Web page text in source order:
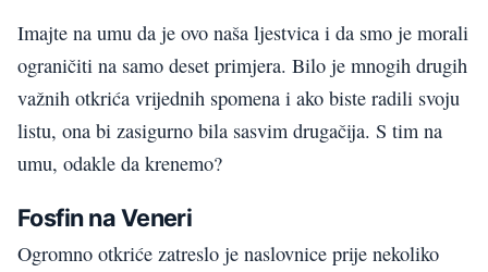
Imajte na umu da je ovo naša ljestvica i da smo je morali
ograničiti na samo deset primjera. Bilo je mnogih drugih
važnih otkrića vrijednih spomena i ako biste radili svoju
listu, ona bi zasigurno bila sasvim drugačija. S tim na
umu, odakle da krenemo?
Fosfin na Veneri
Ogromno otkriće zatreslo je naslovnice prije nekoliko